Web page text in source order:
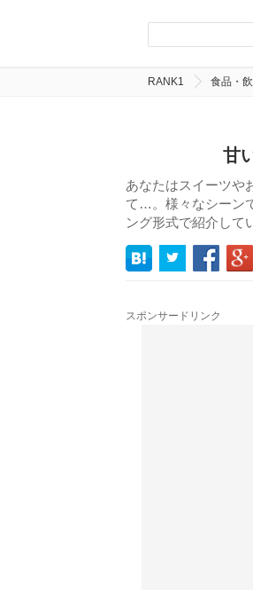
RANK1 食品・
甘
あなたはスイーツや
て…。様々なシーン
ング形式で紹介して
スポンサードリンク